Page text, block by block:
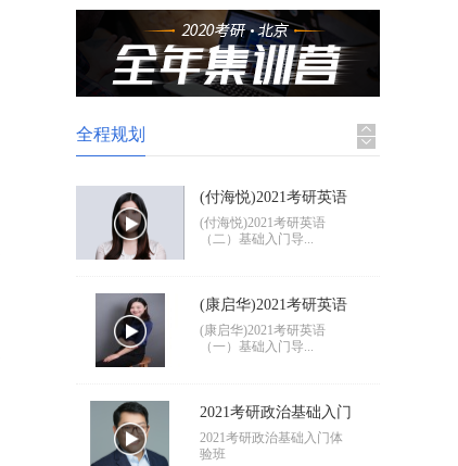
全程规划
2021考研政治基础入门
导学
2021考研政治基础入门体
验班
(付海悦)2021考研英语
（二）基础入门导学
(付海悦)2021考研英语
（二）基础入门导...
(康启华)2021考研英语
（一）基础入门导学
(康启华)2021考研英语
（一）基础入门导...
2021考研政治基础入门
导学
2021考研政治基础入门体
验班